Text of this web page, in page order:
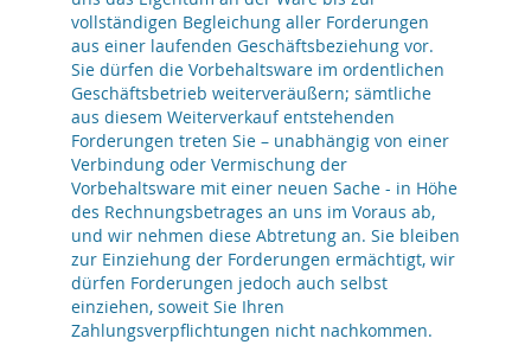
vollständigen Begleichung aller Forderungen
aus einer laufenden Geschäftsbeziehung vor.
Sie dürfen die Vorbehaltsware im ordentlichen
Geschäftsbetrieb weiterveräußern; sämtliche
aus diesem Weiterverkauf entstehenden
Forderungen treten Sie – unabhängig von einer
Verbindung oder Vermischung der
Vorbehaltsware mit einer neuen Sache - in Höhe
des Rechnungsbetrages an uns im Voraus ab,
und wir nehmen diese Abtretung an. Sie bleiben
zur Einziehung der Forderungen ermächtigt, wir
dürfen Forderungen jedoch auch selbst
einziehen, soweit Sie Ihren
Zahlungsverpflichtungen nicht nachkommen.